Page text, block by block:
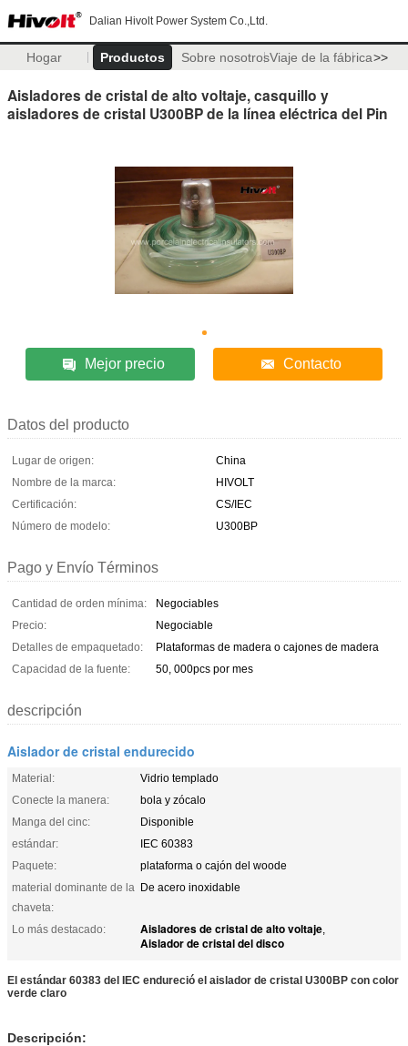
Dalian Hivolt Power System Co.,Ltd.
Hogar Productos Sobre nosotrosViaje de la fábrica>>
Aisladores de cristal de alto voltaje, casquillo y
aisladores de cristal U300BP de la línea eléctrica del Pin
Mejor precio Contacto
Datos del producto
Lugar de origen:
China
Nombre de la marca:
HIVOLT
Certificación:
CS/IEC
Número de modelo:
U300BP
Pago y Envío Términos
Cantidad de orden mínima:
Negociables
Precio:
Negociable
Detalles de empaquetado:
Plataformas de madera o cajones de madera
Capacidad de la fuente:
50, 000pcs por mes
descripción
Aislador de cristal endurecido
Material:
Vidrio templado
Conecte la manera:
bola y zócalo
Manga del cinc:
Disponible
estándar:
IEC 60383
Paquete:
plataforma o cajón del woode
material dominante de la
chaveta:
De acero inoxidable
Lo más destacado: Aisladores de cristal de alto voltaje,
Aislador de cristal del disco
El estándar 60383 del IEC endureció el aislador de cristal U300BP con color
verde claro
Descripción: